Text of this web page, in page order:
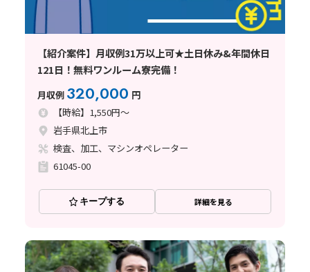
【紹介案件】月収例31万以上可★土日休み&年間休日
121日！無料ワンルーム寮完備！
月収例 320,000 円
【時給】1,550円～
岩手県北上市
検査、加工、マシンオペレーター
61045-00
キープする 詳細を見る